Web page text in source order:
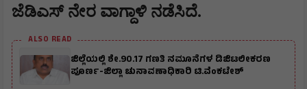
ಜೆಡಿಎಸ್ ನೇರ ವಾಗ್ದಾಳಿ ನಡೆಸಿದೆ.
ALSO READ
ಜಿಲ್ಲೆಯಲ್ಲಿ ಶೇ.90.17 ಗಣತಿ ನಮೂನೆಗಳ ಡಿಜಿಟಲೀಕರಣ
ಪೂರ್ಣ-ಜಿಲ್ಲಾ ಚುನಾವಣಾಧಿಕಾರಿ ಟಿ.ವೆಂಕಟೇಶ್